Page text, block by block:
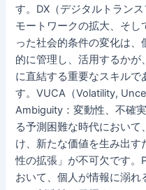
す。DX（デジタルトラン
モートワークの拡大、そ
った社会的条件の変化は
的に管理し、活用するか
に直結する重要なスキルで
す。VUCA（Volatility,
Ambiguity：変動性、不確
る予測困難な時代におい
け、新たな価値を生み出す
性の拡張」が不可欠です。
おいて、個人が情報に溺